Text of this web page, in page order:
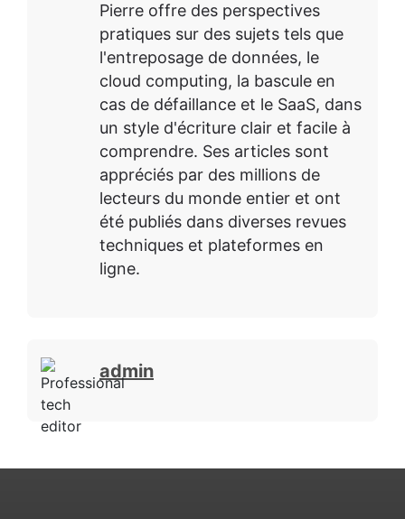
Pierre offre des perspectives
pratiques sur des sujets tels que
l'entreposage de données, le
cloud computing, la bascule en
cas de défaillance et le SaaS, dans
un style d'écriture clair et facile à
comprendre. Ses articles sont
appréciés par des millions de
lecteurs du monde entier et ont
été publiés dans diverses revues
techniques et plateformes en
ligne.
admin